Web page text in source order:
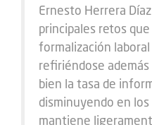
Ernesto Herrera
principales retos
formalización laboral
refiriéndose además
bien la tasa de
disminuyendo en
mantiene